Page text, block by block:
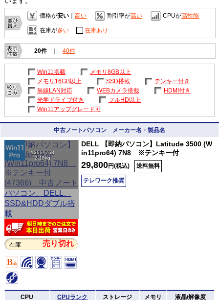
価格が安い｜ 高い 割引率が高い CPUが高性能
在庫が多い 在庫あり
20件 ｜ 40件
Win11搭載
メモリ8GB以上
メモリ16GB以上
SSD搭載
テンキー付き
無線LAN対応
WEBカメラ搭載
HDMI付き
光学ドライブ付き
フルHD以上
Win11アップグレード可
中古ノートパソコン メーカー名・製品名
1366×768
2.15kg
在庫 売り切れ
DELL 【即納パソコン】Latitude 3500 (W
in11pro64) 7N8 ※テンキー付
29,800円(税込) 送料無料
テレワーク推奨
CPU CPUランク ストレージ メモリ 液晶/解像度